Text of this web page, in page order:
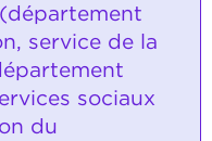
service de la
sociaux
du